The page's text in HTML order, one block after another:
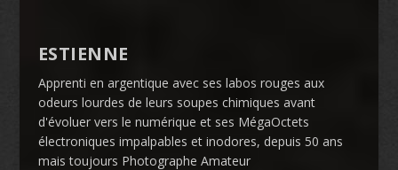
ESTIENNE
Apprenti en argentique avec ses labos rouges aux
odeurs lourdes de leurs soupes chimiques avant
d'évoluer vers le numérique et ses MégaOctets
électroniques impalpables et inodores, depuis 50 ans
mais toujours Photographe Amateur